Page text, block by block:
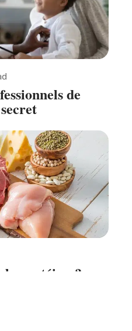
de
la protéine ?